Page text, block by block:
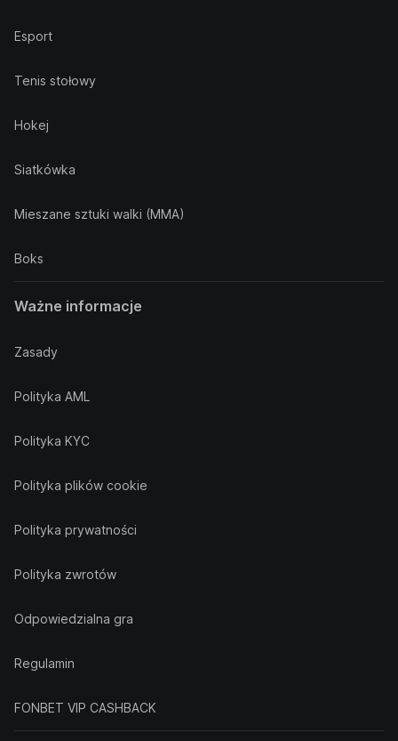
Esport
Tenis stołowy
Hokej
Siatkówka
Mieszane sztuki walki (MMA)
Boks
Ważne informacje
Zasady
Polityka AML
Polityka KYC
Polityka plików cookie
Polityka prywatności
Polityka zwrotów
Odpowiedzialna gra
Regulamin
FONBET VIP CASHBACK